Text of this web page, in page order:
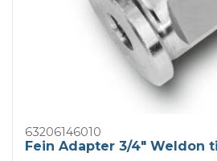
63206146010
Fein Adapter 3/4" Weldon